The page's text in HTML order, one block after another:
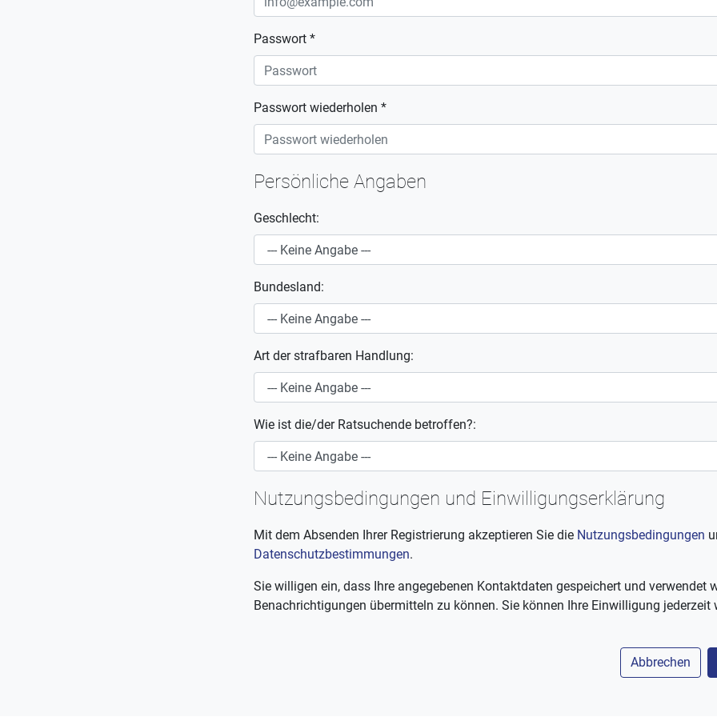
Passwort *
Passwort wiederholen *
Persönliche Angaben
Geschlecht:
Bundesland:
Art der strafbaren Handlung:
Wie ist die/der Ratsuchende betroffen?:
Nutzungsbedingungen und Einwilligungserklärung
Mit dem Absenden Ihrer Registrierung akzeptieren Sie die Nutzungsbedingungen
Datenschutzbestimmungen.
Sie willigen ein, dass Ihre angegebenen Kontaktdaten gespeichert und verwendet
Benachrichtigungen übermitteln zu können. Sie können Ihre Einwilligung jederzeit
Abbrechen